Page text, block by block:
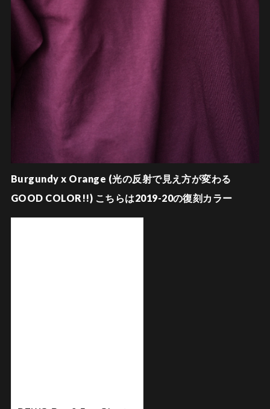
Burgundy x Orange (光の反射で見え方が変わる
GOOD COLOR!!) こちらは2019-20の復刻カラー